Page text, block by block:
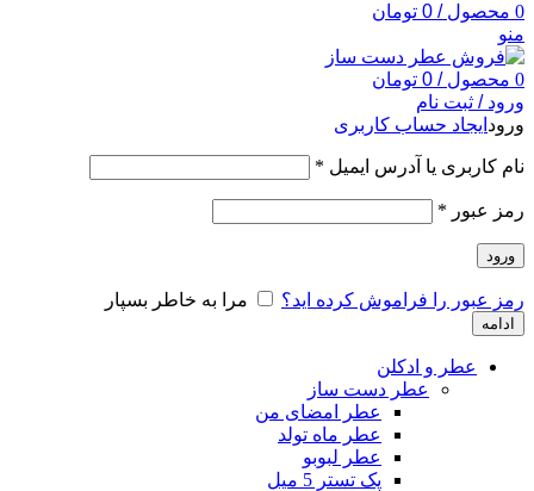
0 محصول /
0 تومان
منو
0 محصول /
0 تومان
ورود / ثبت نام
ورود ایجاد حساب کاربری
نام کاربری یا آدرس ایمیل *
رمز عبور *
ورود
رمز عبور را فراموش کرده اید؟ مرا به خاطر بسپار
ادامه
عطر و ادکلن
عطر دست ساز
عطر امضای من
عطر ماه تولد
عطر لبوبو
پک تستر 5 میل